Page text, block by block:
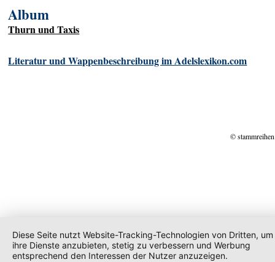
Album
Thurn und Taxis
Literatur und Wappenbeschreibung im Adelslexikon.com
©
Diese Seite nutzt Website-Tracking-Technologien von Dritten, um
ihre Dienste anzubieten, stetig zu verbessern und Werbung
entsprechend den Interessen der Nutzer anzuzeigen.